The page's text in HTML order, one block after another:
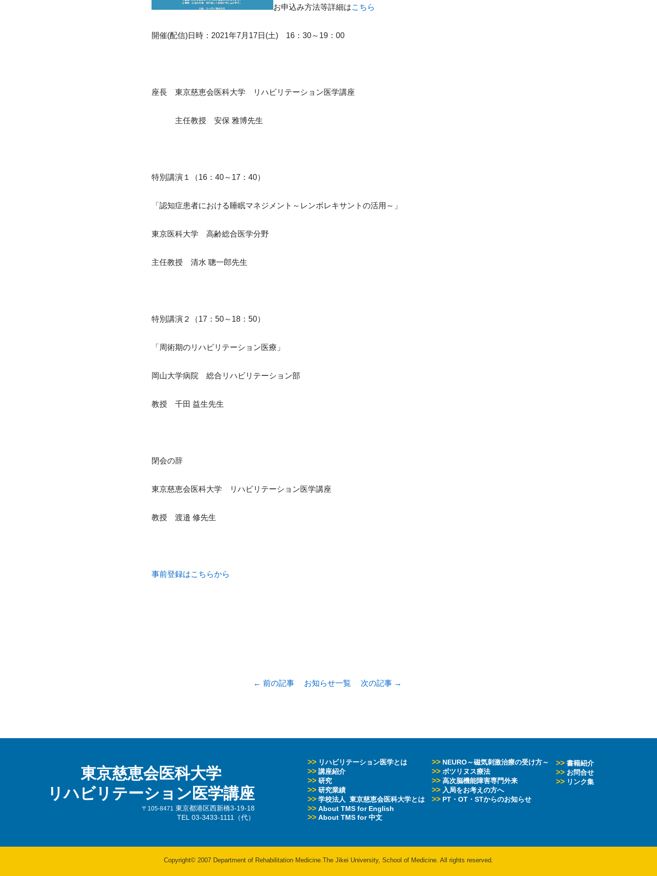
お申込み方法等詳細はこちら
開催(配信)日時：2021年7月17日(土)　16：30～19：00
座長　東京慈恵会医科大学　リハビリテーション医学講座
主任教授　安保 雅博先生
特別講演１（16：40～17：40）
「認知症患者における睡眠マネジメント～レンボレキサントの活用～」
東京医科大学　高齢総合医学分野
主任教授　清水 聰一郎先生
特別講演２（17：50～18：50）
「周術期のリハビリテーション医療」
岡山大学病院　総合リハビリテーション部
教授　千田 益生先生
閉会の辞
東京慈恵会医科大学　リハビリテーション医学講座
教授　渡邉 修先生
事前登録はこちらから
← 前の記事 お知らせ一覧 次の記事 →
東京慈恵会医科大学
リハビリテーション医学講座
〒105-8471
東京都港区西新橋3-19-18
TEL 03-3433-1111（代）
>> リハビリテーション医学とは
>> 講座紹介
>> 研究
>> 研究業績
>> 学校法人 東京慈恵会医科大学とは
>> About TMS for English
>> About TMS for 中文
>> NEURO～磁気刺激治療の受け方～
>> ボツリヌス療法
>> 高次脳機能障害専門外来
>> 入局をお考えの方へ
>> PT・OT・STからのお知らせ
>> 書籍紹介
>> お問合せ
>> リンク集
Copyright© 2007 Department of Rehabilitation Medicine.The Jikei University, School of Medicine. All rights reserved.